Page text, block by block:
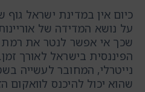
כיום אין במדינת ישראל
על נושא המדידה של אוריינות
שכך אי אפשר לנטר את רמת
הפיננסית בישראל לאורך
נייטרלי, המחובר לעשייה
שהוא יכול להיכנס לוואקום